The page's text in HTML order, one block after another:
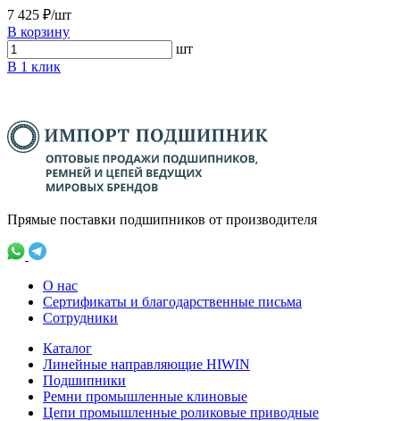
7 425 ₽/шт
В корзину
шт
В 1 клик
Прямые поставки подшипников от производителя
О нас
Сертификаты и благодарственные письма
Сотрудники
Каталог
Линейные направляющие HIWIN
Подшипники
Ремни промышленные клиновые
Цепи промышленные роликовые приводные